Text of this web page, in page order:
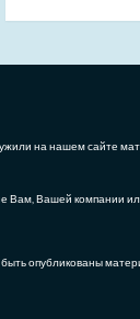
на нашем сайте
Вам, Вашей компании
опубликованы